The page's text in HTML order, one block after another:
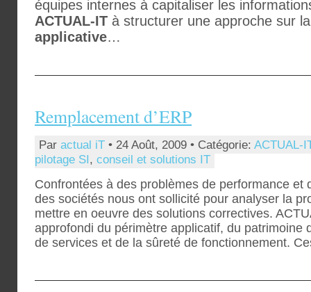
équipes internes à capitaliser les
ACTUAL-IT à structurer une approche sur
applicative…
Remplacement d’ERP
Par actual iT • 24 Août, 2009 • Catégorie: ACTUAL-
pilotage SI, conseil et solutions IT
Confrontées à des problèmes de performance et
des sociétés nous ont sollicité pour analyser la
mettre en oeuvre des solutions correctives.
approfondi du périmètre applicatif, du patrimoine
de services et de la sûreté de fonctionnement.